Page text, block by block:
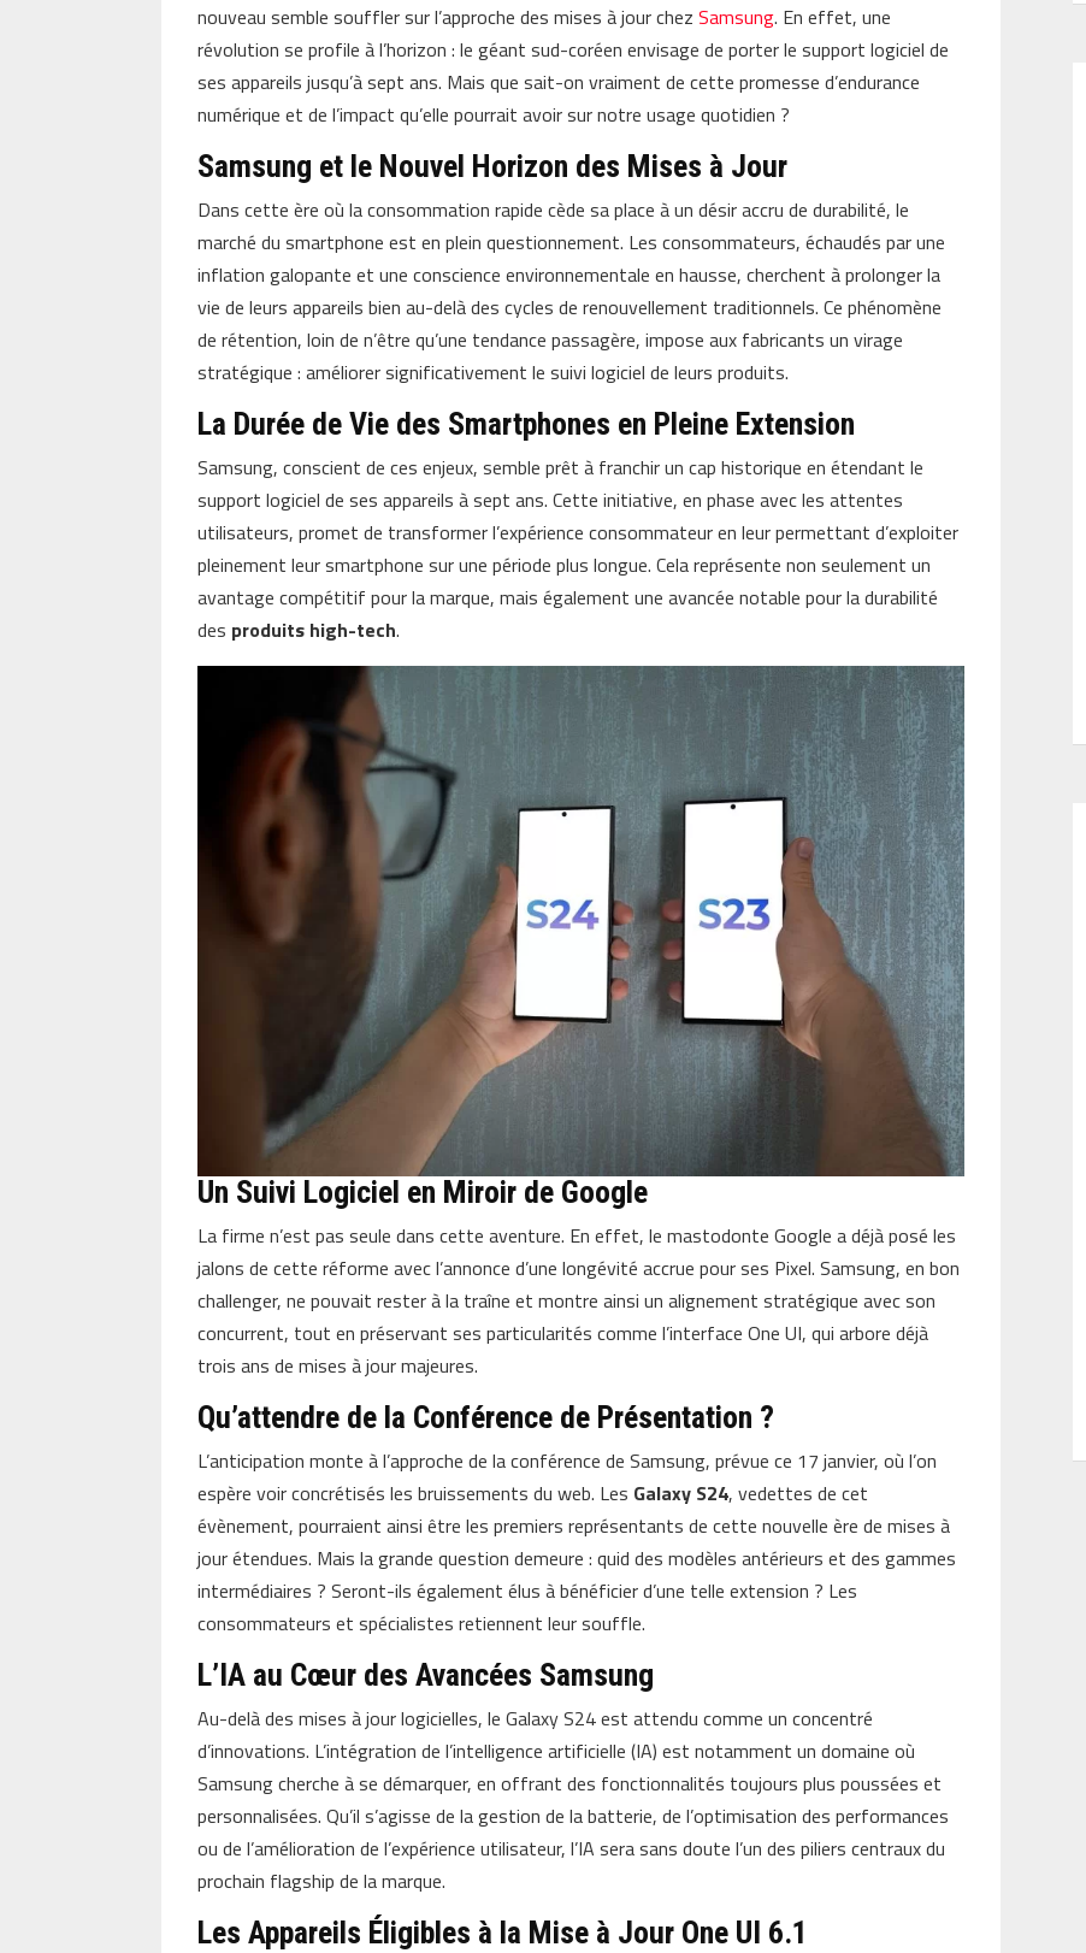
nouveau semble souffler sur l’approche des mises à jour chezSamsung. En effet, une
révolution se profile à l’horizon : le géant sud-coréen envisage de porter le support logiciel de
ses appareils jusqu’à sept ans. Mais que sait-on vraiment de cette promesse d’endurance
numérique et de l’impact qu’elle pourrait avoir sur notre usage quotidien ?
Samsung et le Nouvel Horizon des Mises à Jour
Dans cette ère où la consommation rapide cède sa place à un désir accru de durabilité, le
marché du smartphone est en plein questionnement. Les consommateurs, échaudés par une
inflation galopante et une conscience environnementale en hausse, cherchent à prolonger la
vie de leurs appareils bien au-delà des cycles de renouvellement traditionnels. Ce phénomène
de rétention, loin de n’être qu’une tendance passagère, impose aux fabricants un virage
stratégique : améliorer significativement le suivi logiciel de leurs produits.
La Durée de Vie des Smartphones en Pleine Extension
Samsung, conscient de ces enjeux, semble prêt à franchir un cap historique en étendant le
support logiciel de ses appareils à sept ans. Cette initiative, en phase avec les attentes
utilisateurs, promet de transformer l’expérience consommateur en leur permettant d’exploiter
pleinement leur smartphone sur une période plus longue. Cela représente non seulement un
avantage compétitif pour la marque, mais également une avancée notable pour la durabilité
des produits high-tech.
Un Suivi Logiciel en Miroir de Google
La firme n’est pas seule dans cette aventure. En effet, le mastodonte Google a déjà posé les
jalons de cette réforme avec l’annonce d’une longévité accrue pour ses Pixel. Samsung, en bon
challenger, ne pouvait rester à la traîne et montre ainsi un alignement stratégique avec son
concurrent, tout en préservant ses particularités comme l’interface One UI, qui arbore déjà
trois ans de mises à jour majeures.
Qu’attendre de la Conférence de Présentation ?
L’anticipation monte à l’approche de la conférence de Samsung, prévue ce 17 janvier, où l’on
espère voir concrétisés les bruissements du web. Les Galaxy S24, vedettes de cet
évènement, pourraient ainsi être les premiers représentants de cette nouvelle ère de mises à
jour étendues. Mais la grande question demeure : quid des modèles antérieurs et des gammes
intermédiaires ? Seront-ils également élus à bénéficier d’une telle extension ? Les
consommateurs et spécialistes retiennent leur souffle.
L’IA au Cœur des Avancées Samsung
Au-delà des mises à jour logicielles, le Galaxy S24 est attendu comme un concentré
d’innovations. L’intégration de l’intelligence artificielle (IA) est notamment un domaine où
Samsung cherche à se démarquer, en offrant des fonctionnalités toujours plus poussées et
personnalisées. Qu’il s’agisse de la gestion de la batterie, de l’optimisation des performances
ou de l’amélioration de l’expérience utilisateur, l’IA sera sans doute l’un des piliers centraux du
prochain flagship de la marque.
Les Appareils Éligibles à la Mise à Jour One UI 6.1